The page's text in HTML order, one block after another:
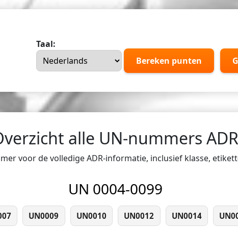
Taal:
Bereken punten
alle UN-nummers ADR
voor de volledige ADR-informatie, inclusief klasse,
UN 0004-0099
UN0009 UN0010 UN0012 UN0014